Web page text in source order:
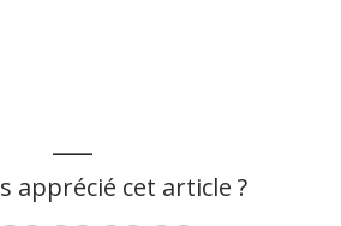
apprécié cet article ?